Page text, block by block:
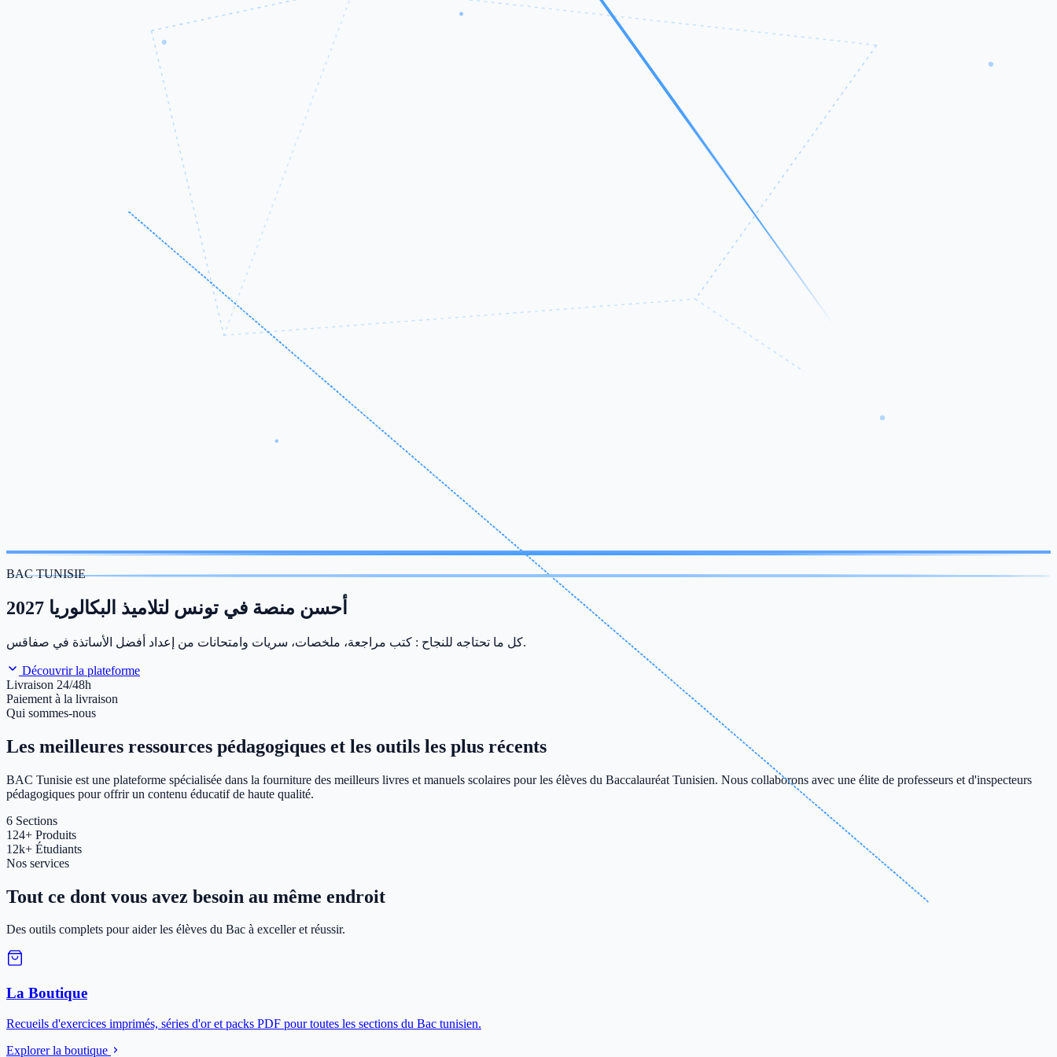
BAC TUNISIE
أحسن منصة في تونس لتلاميذ البكالوريا 2027
كل ما تحتاجه للنجاح : كتب مراجعة، ملخصات، سريات وامتحانات من إعداد أفضل الأساتذة في صفاقس.
Découvrir la plateforme
Livraison 24/48h
Paiement à la livraison
Qui sommes-nous
Les meilleures ressources pédagogiques et les outils les plus récents
BAC Tunisie est une plateforme spécialisée dans la fourniture des meilleurs livres et manuels scolaires pour les élèves du Baccalauréat Tunisien. Nous collaborons avec une élite de professeurs et d'inspecteurs
pédagogiques pour offrir un contenu éducatif de haute qualité.
6 Sections
124+ Produits
12k+ Étudiants
Nos services
Tout ce dont vous avez besoin au même endroit
Des outils complets pour aider les élèves du Bac à exceller et réussir.
La Boutique
Recueils d'exercices imprimés, séries d'or et packs PDF pour toutes les sections du Bac tunisien.
Explorer la boutique